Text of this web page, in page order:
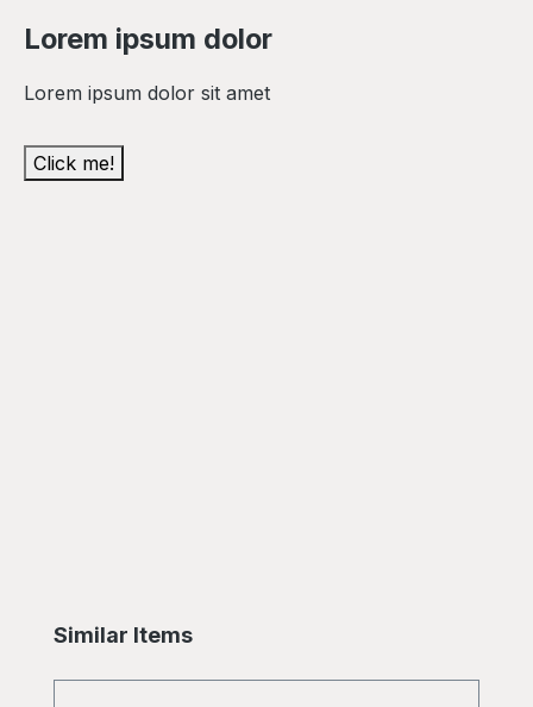
Lorem ipsum dolor
Lorem ipsum dolor sit amet
Click me!
Skip product gallery
Similar Items